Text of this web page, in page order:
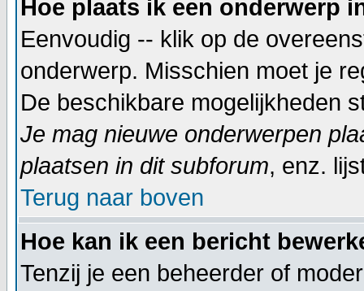
Hoe plaats ik een onderwerp
Eenvoudig -- klik op de
onderwerp. Misschien moet je
De beschikbare mogelijkheden
Je mag nieuwe onderwerpen
plaatsen in dit subforum, enz.
Terug naar boven
Hoe kan ik een bericht
Tenzij je een beheerder of